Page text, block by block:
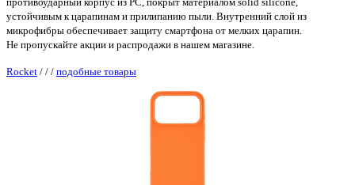
устойчивым к царапинам и прилипанию пыли. Внутренний слой из
микрофибры обеспечивает защиту смартфона от мелких царапин.
Не пропускайте акции и распродажи в нашем магазине.
Rocket / / / подобные товары